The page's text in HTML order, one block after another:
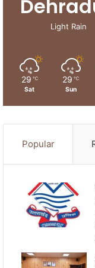
Light Rain
29 ℃
Sat
29 ℃
Sun
Popular